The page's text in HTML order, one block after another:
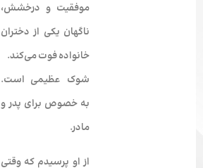
موفقیت و درخشش،
ناگهان یکی از دختران
خانواده فوت می‌کند.
شوک عظیمی است.
به خصوص برای پدر و
مادر.
از او پرسیدم که وقتی